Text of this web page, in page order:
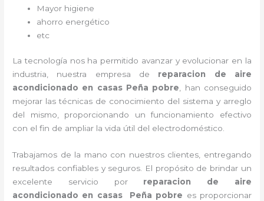
Mayor higiene
ahorro energético
etc
La tecnología nos ha permitido avanzar y evolucionar en la
industria, nuestra empresa de reparacion de aire
acondicionado en casas Peña pobre , han conseguido
mejorar las técnicas de conocimiento del sistema y arreglo
del mismo, proporcionando un funcionamiento efectivo
con el fin de ampliar la vida útil del electrodoméstico.
Trabajamos de la mano con nuestros clientes, entregando
resultados confiables y seguros. El propósito de brindar un
excelente servicio por reparacion de aire
acondicionado en casas Peña pobre es proporcionar